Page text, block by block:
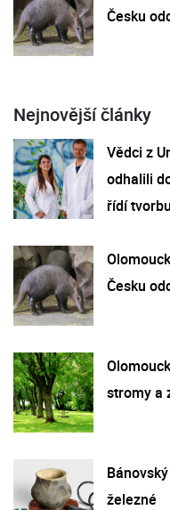
Česku
Nejnovější články
Vědci z
odhalili
řídí
Česku
stromy a
železné